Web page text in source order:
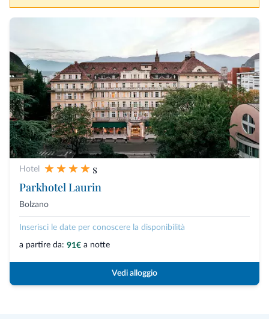
Hotel
s
Parkhotel Laurin
Bolzano
Inserisci le date per conoscere la disponibilità
a partire da: 91€ a notte
Vedi alloggio